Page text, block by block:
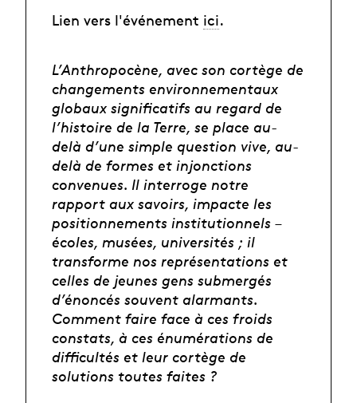
Lien vers l'événement ici.
L’Anthropocène, avec son cortège de
changements environnementaux
globaux significatifs au regard de
l’histoire de la Terre, se place au-
delà d’une simple question vive, au-
delà de formes et injonctions
convenues. Il interroge notre
rapport aux savoirs, impacte les
positionnements institutionnels –
écoles, musées, universités ; il
transforme nos représentations et
celles de jeunes gens submergés
d’énoncés souvent alarmants.
Comment faire face à ces froids
constats, à ces énumérations de
difficultés et leur cortège de
solutions toutes faites ?